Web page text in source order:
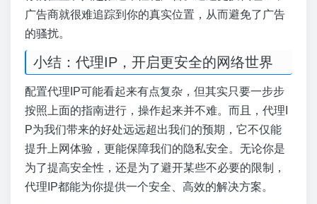
广告商就很难追踪到你的真实位置，从而避免了广告
的骚扰。
小结：代理IP，开启更安全的网络世界
配置代理IP可能看起来有点复杂，但其实只要一步步
按照上面的指南进行，操作起来并不难。而且，代理I
P为我们带来的好处远远超出我们的预期，它不仅能
提升上网体验，更能保障我们的隐私安全。无论你是
为了提高安全性，还是为了避开某些不必要的限制，
代理IP都能为你提供一个安全、高效的解决方案。